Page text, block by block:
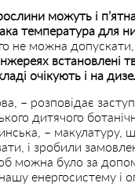
можуть і
температура для
не можна
встановлені
очікують і на
– розповідає
дитячого
– макулатуру,
і зробили
можна було за
енергосистему і